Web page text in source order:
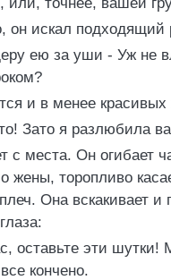
он искал подходящий
ею за уши - Уж не
и в менее
Зато я разлюбила
с места. Он огибает
жены, торопливо
Она вскакивает и
оставьте эти шутки!
кончено.